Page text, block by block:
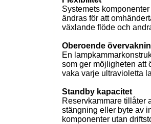
Systemets
ändras för att
växlande flöde och
Oberoende
En
som ger möjligheten att
vaka varje ultravioletta
Standby kapacitet
Reservkammare tillåter
stängning eller byte av
komponenter utan